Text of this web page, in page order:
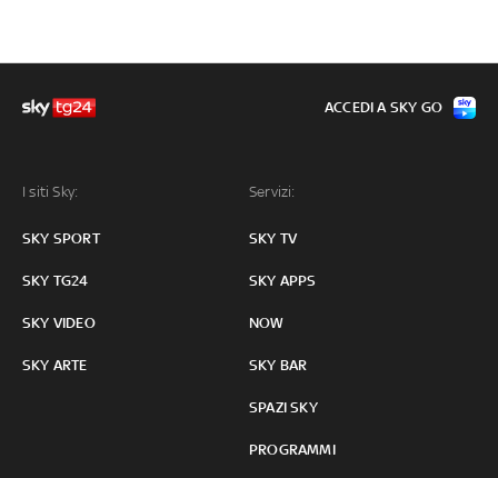
I siti Sky:
SKY SPORT
SKY TG24
SKY VIDEO
SKY ARTE
Servizi:
SKY TV
SKY APPS
NOW
SKY BAR
SPAZI SKY
PROGRAMMI
ACCEDI A SKY GO